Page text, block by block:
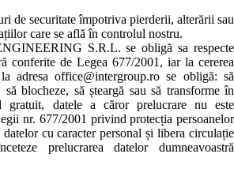
de securitate împotriva pierderii, alterării sau
care se află în controlul nostru.
S.R.L. se obligă sa respecte
conferite de Legea 677/2001, iar la cererea
adresa office@intergroup.ro se obligă: să
blocheze, să șteargă sau să transforme în
gratuit, datele a căror prelucrare nu este
nr. 677/2001 privind protecția persoanelor
cu caracter personal și libera circulație
prelucrarea datelor dumneavoastră